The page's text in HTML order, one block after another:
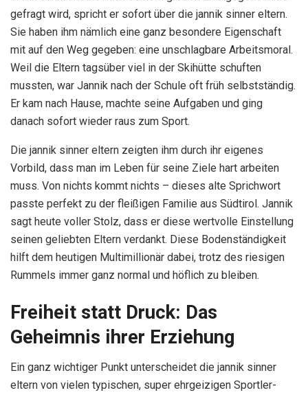
gefragt wird, spricht er sofort über die jannik sinner eltern.
Sie haben ihm nämlich eine ganz besondere Eigenschaft
mit auf den Weg gegeben: eine unschlagbare Arbeitsmoral.
Weil die Eltern tagsüber viel in der Skihütte schuften
mussten, war Jannik nach der Schule oft früh selbstständig.
Er kam nach Hause, machte seine Aufgaben und ging
danach sofort wieder raus zum Sport.
Die jannik sinner eltern zeigten ihm durch ihr eigenes
Vorbild, dass man im Leben für seine Ziele hart arbeiten
muss. Von nichts kommt nichts – dieses alte Sprichwort
passte perfekt zu der fleißigen Familie aus Südtirol. Jannik
sagt heute voller Stolz, dass er diese wertvolle Einstellung
seinen geliebten Eltern verdankt. Diese Bodenständigkeit
hilft dem heutigen Multimillionär dabei, trotz des riesigen
Rummels immer ganz normal und höflich zu bleiben.
Freiheit statt Druck: Das
Geheimnis ihrer Erziehung
Ein ganz wichtiger Punkt unterscheidet die jannik sinner
eltern von vielen typischen, super ehrgeizigen Sportler-